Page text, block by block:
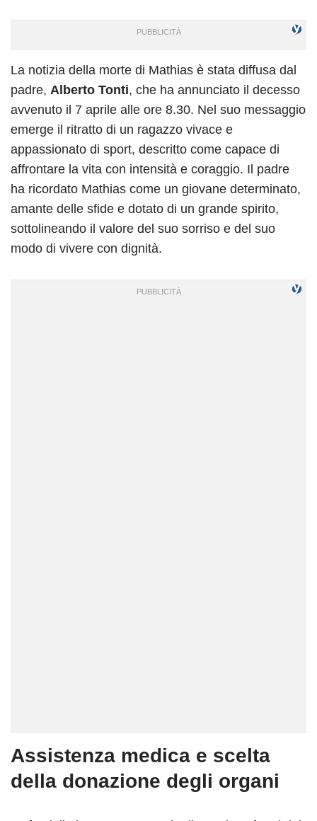
La notizia della morte di Mathias è stata diffusa dal
padre, Alberto Tonti, che ha annunciato il decesso
avvenuto il 7 aprile alle ore 8.30. Nel suo messaggio
emerge il ritratto di un ragazzo vivace e
appassionato di sport, descritto come capace di
affrontare la vita con intensità e coraggio. Il padre
ha ricordato Mathias come un giovane determinato,
amante delle sfide e dotato di un grande spirito,
sottolineando il valore del suo sorriso e del suo
modo di vivere con dignità.
Assistenza medica e scelta
della donazione degli organi